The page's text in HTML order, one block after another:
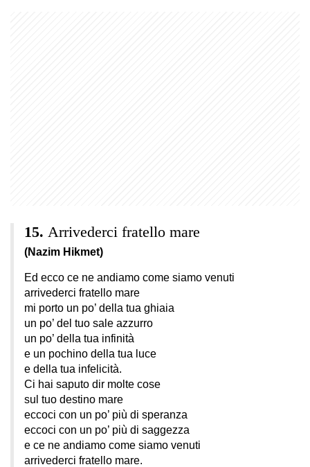
Arrivederci fratello mare
(Nazim Hikmet)
Ed ecco ce ne andiamo come siamo venuti
arrivederci fratello mare
mi porto un po’ della tua ghiaia
un po’ del tuo sale azzurro
un po’ della tua infinità
e un pochino della tua luce
e della tua infelicità.
Ci hai saputo dir molte cose
sul tuo destino mare
eccoci con un po’ più di speranza
eccoci con un po’ più di saggezza
e ce ne andiamo come siamo venuti
arrivederci fratello mare.